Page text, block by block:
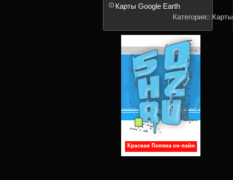
Карты Google Earth
Категория:: Карты